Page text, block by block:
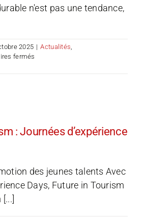
n'est pas une tendance,
2025 | Actualités
fermés
: Journées d’expérience
des jeunes talents Avec
Days, Future in Tourism